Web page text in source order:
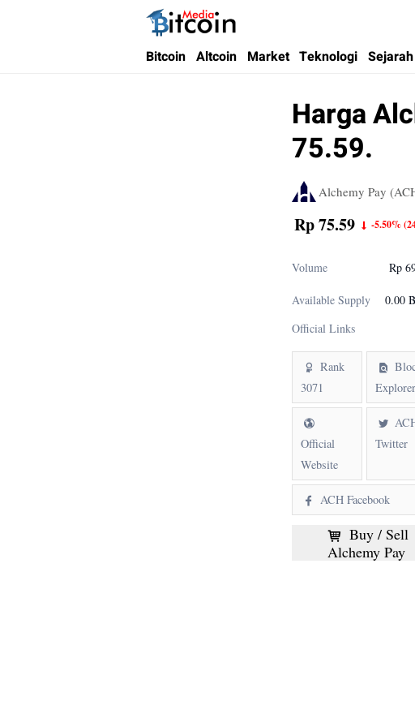
Bitcoin Media Indonesia
Media Bitcoin dan Cryptocurrency, dan Blockchain di
Bitcoin Altcoin Market Teknologi
Harga
75.59.
Alchemy Pay
Rp 75.59 -5.50%
Volume Rp
Available Supply
0.00
Official Links
Rank
3071
Explorer
Official
Website
Twitter
ACH Facebook
Buy / Sell
Alchemy Pay